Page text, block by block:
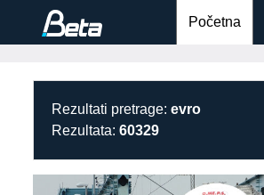
Početna
Rezultati pretrage: evro
Rezultata: 60329